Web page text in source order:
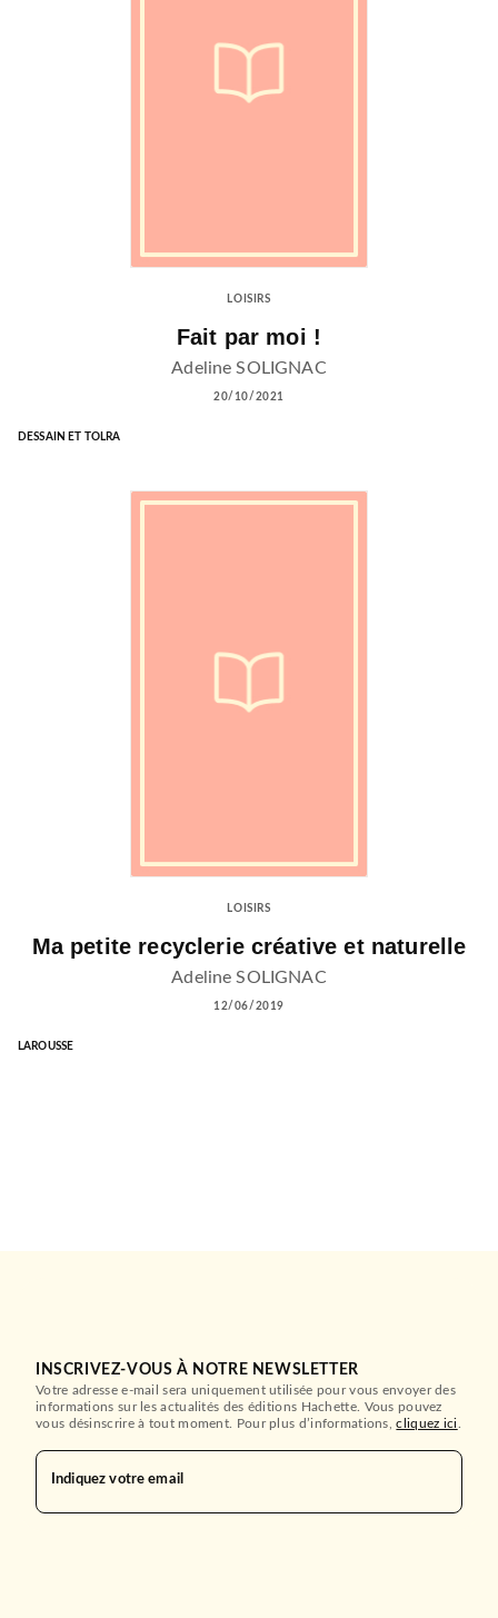
LOISIRS
Fait par moi !
Adeline SOLIGNAC
20/10/2021
DESSAIN ET TOLRA
LOISIRS
Ma petite recyclerie créative et naturelle
Adeline SOLIGNAC
12/06/2019
LAROUSSE
INSCRIVEZ-VOUS À NOTRE NEWSLETTER
Votre adresse e-mail sera uniquement utilisée pour vous envoyer des
informations sur les actualités des éditions Hachette. Vous pouvez
vous désinscrire à tout moment. Pour plus d’informations,cliquez ici
Indiquez votre email